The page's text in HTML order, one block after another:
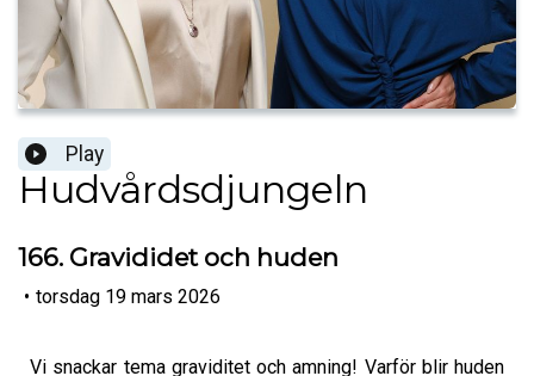
Play
Hudvårdsdjungeln
166. Gravididet och huden
• torsdag 19 mars 2026
Vi snackar tema graviditet och amning! Varför blir huden